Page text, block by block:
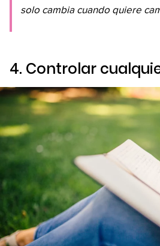
solo cambia cuando quiere
4. Controlar